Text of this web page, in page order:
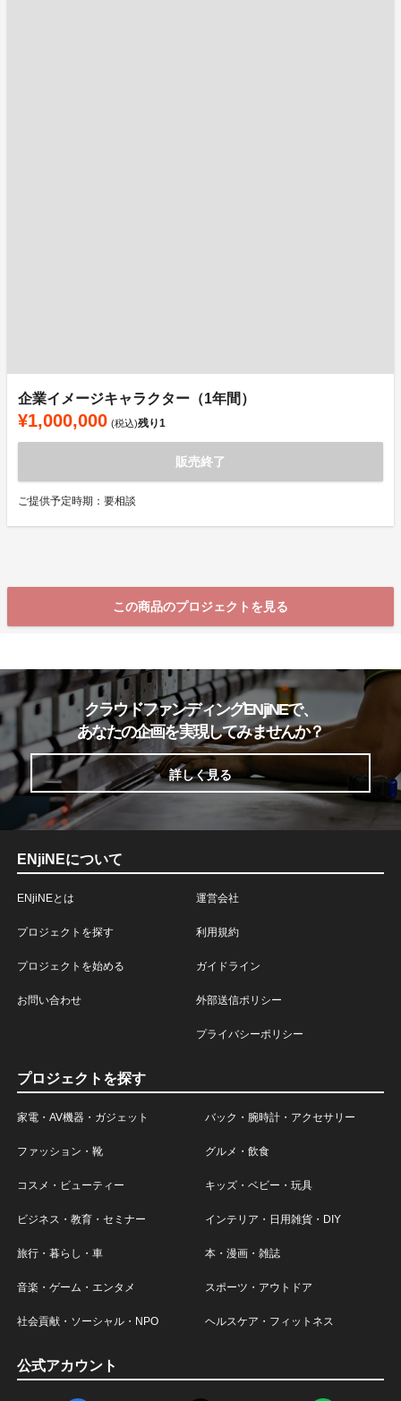
企業イメージキャラクター（1年間）
¥1,000,000 (税込)残り1
販売終了
ご提供予定時期：要相談
この商品のプロジェクトを見る
クラウドファンディングENjiNEで、
あなたの企画を実現してみませんか？
詳しく見る
ENjiNEについて
ENjiNEとは
プロジェクトを探す
プロジェクトを始める
お問い合わせ
運営会社
利用規約
ガイドライン
外部送信ポリシー
プライバシーポリシー
プロジェクトを探す
家電・AV機器・ガジェット バック・腕時計・アクセサリー
ファッション・靴 グルメ・飲食
コスメ・ビューティー キッズ・ベビー・玩具
ビジネス・教育・セミナー インテリア・日用雑貨・DIY
旅行・暮らし・車 本・漫画・雑誌
音楽・ゲーム・エンタメ スポーツ・アウトドア
社会貢献・ソーシャル・NPO ヘルスケア・フィットネス
公式アカウント